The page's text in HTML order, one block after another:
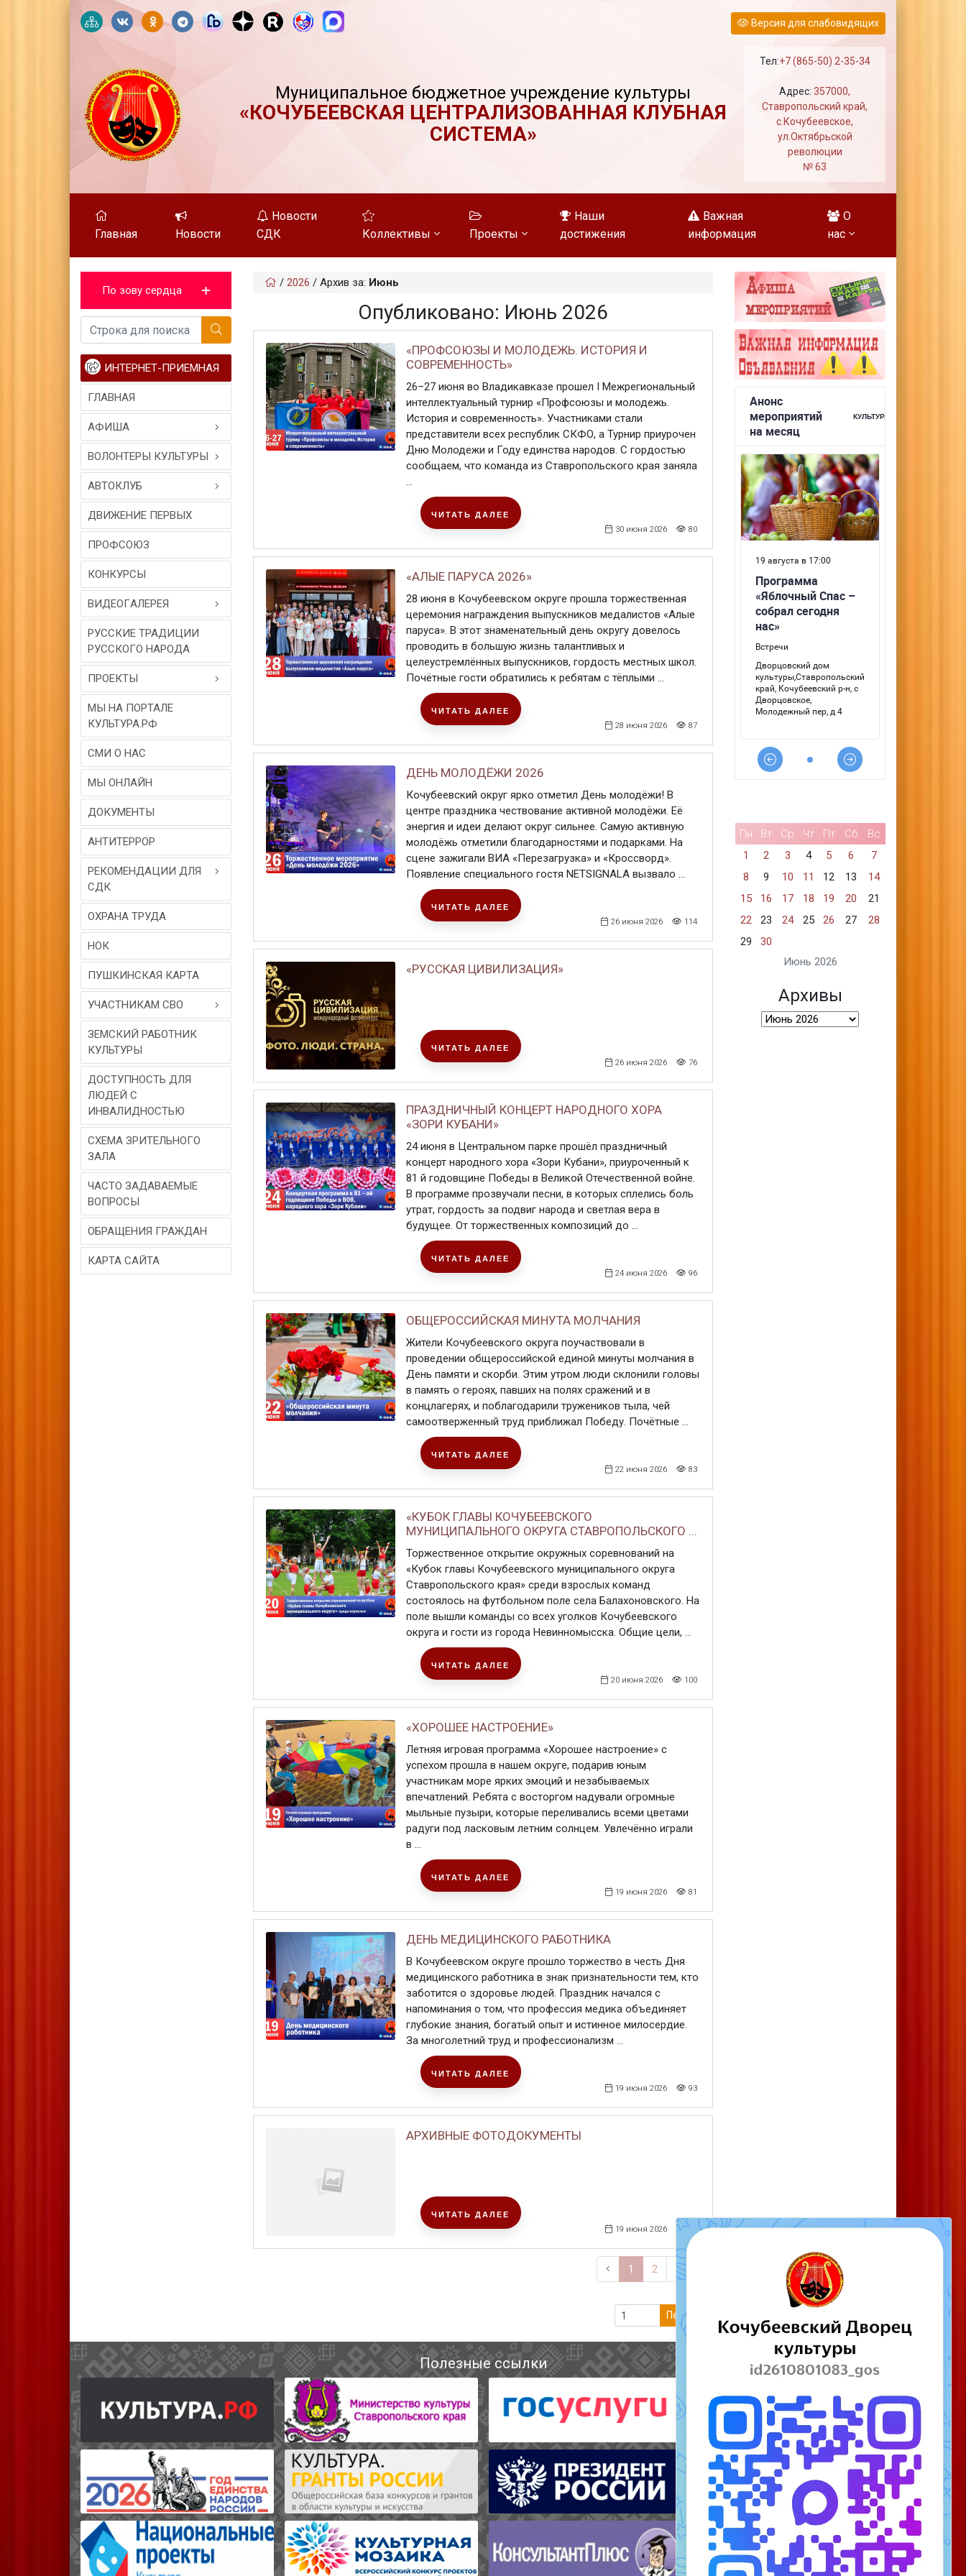
Версия для слабовидящих
Муниципальное бюджетное учреждение культуры
«КОЧУБЕЕВСКАЯ ЦЕНТРАЛИЗОВАННАЯ КЛУБНАЯ
СИСТЕМА»
Тел:+7 (865-50) 2-35-34
Адрес:357000,
Ставропольский край,
с.Кочубеевское,
ул.Октябрьской
революции
№ 63
Главная Новости
Новости
СДК
Коллективы Проекты
Наши
достижения
Важная
информация
О
нас
По зову сердца
ИНТЕРНЕТ-ПРИЕМНАЯ
ГЛАВНАЯ
АФИША
ВОЛОНТЕРЫ КУЛЬТУРЫ
АВТОКЛУБ
ДВИЖЕНИЕ ПЕРВЫХ
ПРОФСОЮЗ
КОНКУРСЫ
ВИДЕОГAЛЕРЕЯ
РУССКИЕ ТРАДИЦИИ
РУССКОГО НАРОДА
ПРОЕКТЫ
МЫ НА ПОРТАЛЕ
КУЛЬТУРА.РФ
СМИ О НАС
МЫ ОНЛАЙН
ДОКУМЕНТЫ
АНТИТЕРРОР
РЕКОМЕНДАЦИИ ДЛЯ
СДК
ОХРАНА ТРУДА
НОК
ПУШКИНСКАЯ КАРТА
УЧАСТНИКАМ СВО
ЗЕМСКИЙ РАБОТНИК
КУЛЬТУРЫ
ДОСТУПНОСТЬ ДЛЯ
ЛЮДЕЙ С
ИНВАЛИДНОСТЬЮ
СХЕМА ЗРИТЕЛЬНОГО
ЗАЛА
ЧАСТО ЗАДАВАЕМЫЕ
ВОПРОСЫ
ОБРАЩЕНИЯ ГРАЖДАН
КАРТА САЙТА
/ 2026 / Архив за: Июнь
Опубликовано: Июнь 2026
«ПРОФСОЮЗЫ И МОЛОДЕЖЬ. ИСТОРИЯ И
СОВРЕМЕННОСТЬ»
26–27 июня во Владикавказе прошел I Межрегиональный
интеллектуальный турнир «Профсоюзы и молодежь.
История и современность». Участниками стали
представители всех республик СКФО, а Турнир приурочен
Дню Молодежи и Году единства народов. С гордостью
сообщаем, что команда из Ставропольского края заняла
...
30 июня 2026 80
ЧИТАТЬ ДАЛЕЕ
«АЛЫЕ ПАРУСА 2026»
28 июня в Кочубеевском округе прошла торжественная
церемония награждения выпускников медалистов «Алые
паруса». В этот знаменательный день округу довелось
проводить в большую жизнь талантливых и
целеустремлённых выпускников, гордость местных школ.
Почётные гости обратились к ребятам с тёплыми ...
28 июня 2026 87
ЧИТАТЬ ДАЛЕЕ
ДЕНЬ МОЛОДЁЖИ 2026
Кочубеевский округ ярко отметил День молодёжи! В
центре праздника чествование активной молодёжи. Её
энергия и идеи делают округ сильнее. Самую активную
молодёжь отметили благодарностями и подарками. На
сцене зажигали ВИА «Перезагрузка» и «Кроссворд».
Появление специального гостя NETSIGNALA вызвало ...
26 июня 2026 114
ЧИТАТЬ ДАЛЕЕ
«РУССКАЯ ЦИВИЛИЗАЦИЯ»
26 июня 2026 76
ЧИТАТЬ ДАЛЕЕ
ПРАЗДНИЧНЫЙ КОНЦЕРТ НАРОДНОГО ХОРА
«ЗОРИ КУБАНИ»
24 июня в Центральном парке прошёл праздничный
концерт народного хора «Зори Кубани», приуроченный к
81 й годовщине Победы в Великой Отечественной войне.
В программе прозвучали песни, в которых сплелись боль
утрат, гордость за подвиг народа и светлая вера в
будущее. От торжественных композиций до ...
24 июня 2026 96
ЧИТАТЬ ДАЛЕЕ
ОБЩЕРОССИЙСКАЯ МИНУТА МОЛЧАНИЯ
Жители Кочубеевского округа поучаствовали в
проведении общероссийской единой минуты молчания в
День памяти и скорби. Этим утром люди склонили головы
в память о героях, павших на полях сражений и в
концлагерях, и поблагодарили тружеников тыла, чей
самоотверженный труд приближал Победу. Почётные ...
22 июня 2026 83
ЧИТАТЬ ДАЛЕЕ
«КУБОК ГЛАВЫ КОЧУБЕЕВСКОГО
МУНИЦИПАЛЬНОГО ОКРУГА СТАВРОПОЛЬСКОГО ...
Торжественное открытие окружных соревнований на
«Кубок главы Кочубеевского муниципального округа
Ставропольского края» среди взрослых команд
состоялось на футбольном поле села Балахоновского. На
поле вышли команды со всех уголков Кочубеевского
округа и гости из города Невинномысска. Общие цели, ...
20 июня 2026 100
ЧИТАТЬ ДАЛЕЕ
«ХОРОШЕЕ НАСТРОЕНИЕ»
Летняя игровая программа «Хорошее настроение» с
успехом прошла в нашем округе, подарив юным
участникам море ярких эмоций и незабываемых
впечатлений. Ребята с восторгом надували огромные
мыльные пузыри, которые переливались всеми цветами
радуги под ласковым летним солнцем. Увлечённо играли
в ...
19 июня 2026 81
ЧИТАТЬ ДАЛЕЕ
ДЕНЬ МЕДИЦИНСКОГО РАБОТНИКА
В Кочубеевском округе прошло торжество в честь Дня
медицинского работника в знак признательности тем, кто
заботится о здоровье людей. Праздник начался с
напоминания о том, что профессия медика объединяет
глубокие знания, богатый опыт и истинное милосердие.
За многолетний труд и профессионализм ...
19 июня 2026 93
ЧИТАТЬ ДАЛЕЕ
АРХИВНЫЕ ФОТОДОКУМЕНТЫ
19 июня 2026 83
ЧИТАТЬ ДАЛЕЕ
1 2 3 Следующая страница
Перейти
Июнь 2026
Пн Вт Ср Чт Пт Сб
Вс
1
2 3 4 5 6
7
8
9 10 11 12 13
14
15
16 17 18 19 20
21
22
23 24 25 26 27
28
29
30
Архивы
Архивы
Полезные ссылки